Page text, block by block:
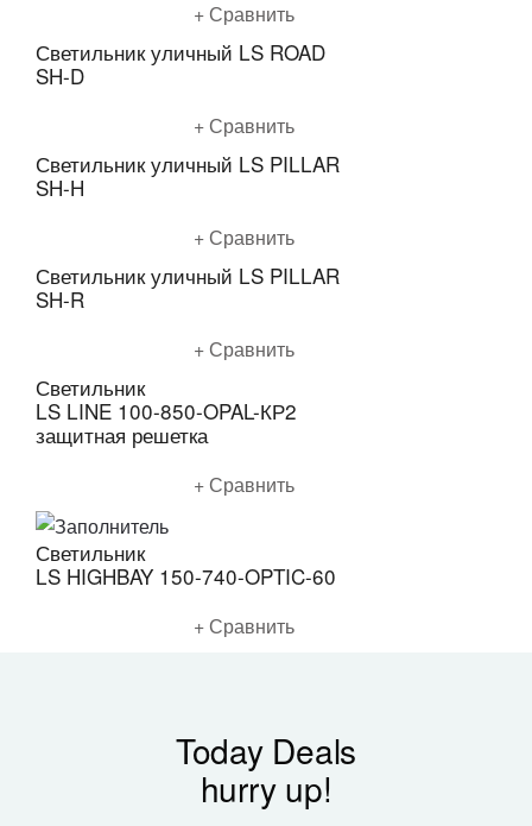
Сравнить
Светильник уличный LS ROAD
SH-D
Сравнить
Светильник уличный LS PILLAR
SH-H
Сравнить
Светильник уличный LS PILLAR
SH-R
Сравнить
Светильник
LS LINE 100-850-OPAL-КР2
защитная решетка
Сравнить
Светильник
LS HIGHBAY 150-740-OPTIC-60
Сравнить
Today Deals
hurry up!